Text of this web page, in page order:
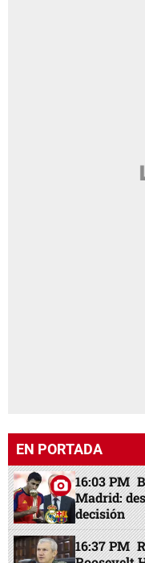
EN PORTADA
16:03 PM
Madrid:
decisión
16:37 PM